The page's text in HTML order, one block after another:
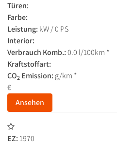
Türen:
Farbe:
Leistung: kW / 0 PS
Interior:
Verbrauch Komb.:0.0 l/100km *
Kraftstoffart:
CO2 Emission: g/km *
€
Ansehen
EZ: 1970